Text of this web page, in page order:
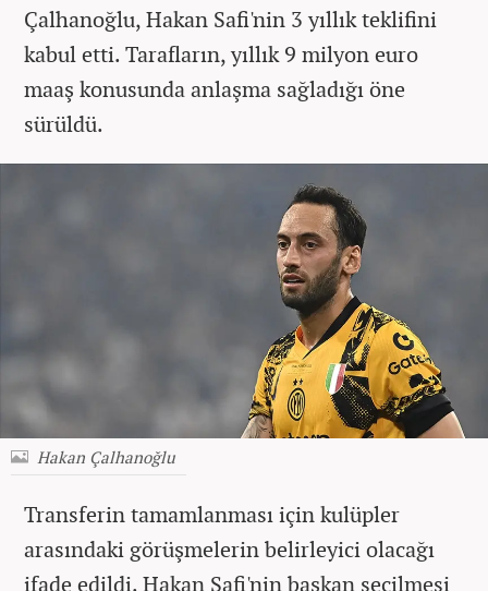
Çalhanoğlu, Hakan Safi'nin 3 yıllık teklifini
kabul etti. Tarafların, yıllık 9 milyon euro
maaş konusunda anlaşma sağladığı öne
sürüldü.
Hakan Çalhanoğlu
Transferin tamamlanması için kulüpler
arasındaki görüşmelerin belirleyici olacağı
ifade edildi. Hakan Safi'nin başkan seçilmesi